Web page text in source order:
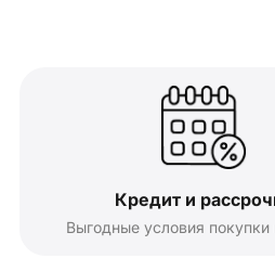
Кредит и
Выгодные условия покупки